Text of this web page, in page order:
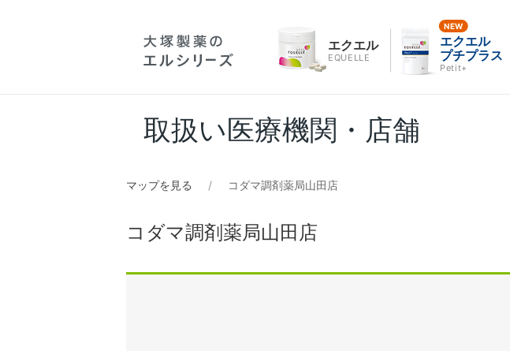
エクエル
EQUELLE
エクエル
プチプラス
Petit+
取扱い医療機関・店舗
マップを見る コダマ調剤薬局山田店
コダマ調剤薬局山田店